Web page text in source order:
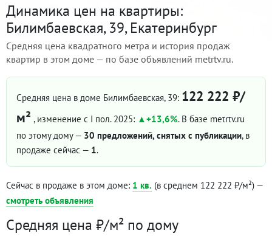
Динамика цен на квартиры:
Билимбаевская, 39, Екатеринбург
Средняя цена квадратного метра и история продаж
квартир в этом доме — по базе объявлений metrtv.ru.
Средняя цена в доме Билимбаевская, 39: 122 222 ₽/
м² , изменение с I пол. 2025: +13,6%. В базе metrtv.ru
по этому дому — 30 предложений, снятых с публикации, в
продаже сейчас — 1.
Сейчас в продаже в этом доме: 1 кв. (в среднем 122 222 ₽/м²) —
смотреть объявления
Средняя цена ₽/м² по дому